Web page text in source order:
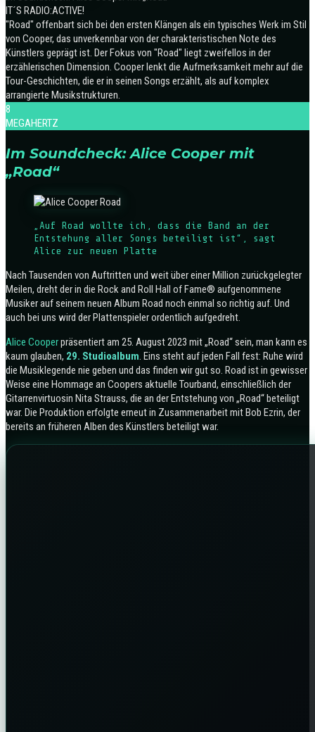
IT´S RADIO:ACTIVE!
"Road" offenbart sich bei den ersten Klängen als ein typisches Werk im Stil
von Cooper, das unverkennbar von der charakteristischen Note des
Künstlers geprägt ist. Der Fokus von "Road" liegt zweifellos in der
erzählerischen Dimension. Cooper lenkt die Aufmerksamkeit mehr auf die
Tour-Geschichten, die er in seinen Songs erzählt, als auf komplex
arrangierte Musikstrukturen.
8
MEGAHERTZ
Im Soundcheck: Alice Cooper mit
„Road“
„Auf Road wollte ich, dass die Band an der
Entstehung aller Songs beteiligt ist“, sagt
Alice zur neuen Platte
Nach Tausenden von Auftritten und weit über einer Million zurückgelegter
Meilen, dreht der in die Rock and Roll Hall of Fame® aufgenommene
Musiker auf seinem neuen Album Road noch einmal so richtig auf. Und
auch bei uns wird der Plattenspieler ordentlich aufgedreht.
Alice Cooperpräsentiert am 25. August 2023 mit „Road“ sein, man kann es
kaum glauben, 29. Studioalbum. Eins steht auf jeden Fall fest: Ruhe wird
die Musiklegende nie geben und das finden wir gut so. Road ist in gewisser
Weise eine Hommage an Coopers aktuelle Tourband, einschließlich der
Gitarrenvirtuosin Nita Strauss, die an der Entstehung von „Road“ beteiligt
war. Die Produktion erfolgte erneut in Zusammenarbeit mit Bob Ezrin, der
bereits an früheren Alben des Künstlers beteiligt war.